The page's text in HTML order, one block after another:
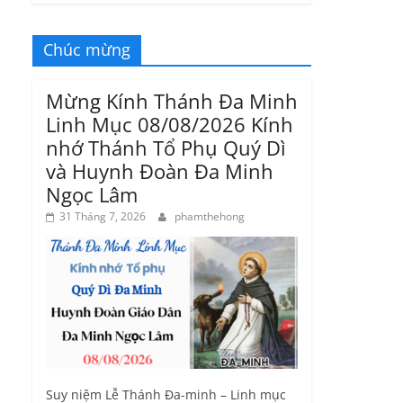
Chúc mừng
Mừng Kính Thánh Đa Minh
Linh Mục 08/08/2026 Kính
nhớ Thánh Tổ Phụ Quý Dì
và Huynh Đoàn Đa Minh
Ngọc Lâm
31 Tháng 7, 2026 phamthehong
Suy niệm Lễ Thánh Đa-minh – Linh mục